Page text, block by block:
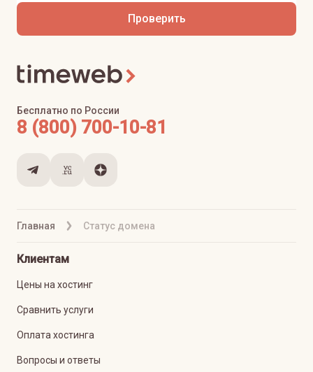
Проверить
Главная Статус домена
Бесплатно по России
8 (800) 700-10-81
Клиентам
Цены на хостинг
Сравнить услуги
Оплата хостинга
Вопросы и ответы